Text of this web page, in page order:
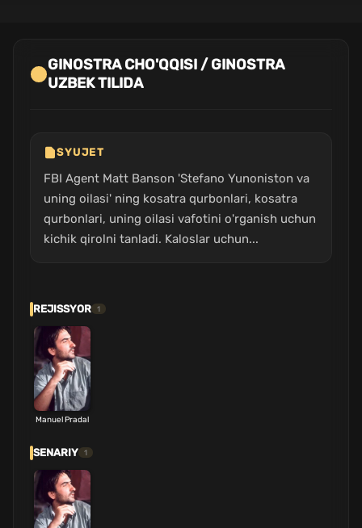
GINOSTRA CHO'QQISI / GINOSTRA
UZBEK TILIDA
SYUJET
FBI Agent Matt Banson 'Stefano Yunoniston va
uning oilasi' ning kosatra qurbonlari, kosatra
qurbonlari, uning oilasi vafotini o'rganish uchun
kichik qirolni tanladi. Kaloslar uchun...
REJISSYOR 1
Manuel Pradal
SENARIY 1